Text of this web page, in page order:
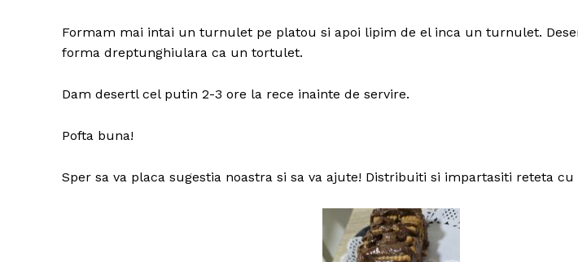
Formam mai intai un turnulet pe platou si apoi lipim de el inca un turnulet.
forma dreptunghiulara ca un tortulet.
Dam desertl cel putin 2-3 ore la rece inainte de servire.
Pofta buna!
Sper sa va placa sugestia noastra si sa va ajute! Distribuiti si impartasiti reteta